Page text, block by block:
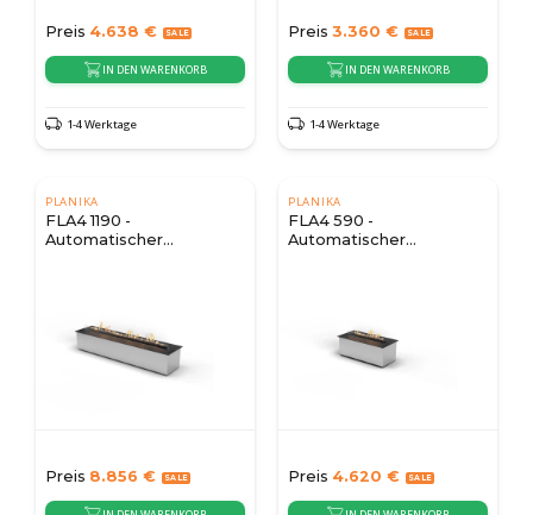
Preis 4.638 €
IN DEN WARENKORB
1-4 Werktage
Preis 3.360 €
IN DEN WARENKORB
1-4 Werktage
PLANIKA
FLA4 1190 -
Automatischer
Preis 8.856 €
PLANIKA
FLA4 590 -
Automatischer
Preis 4.620 €